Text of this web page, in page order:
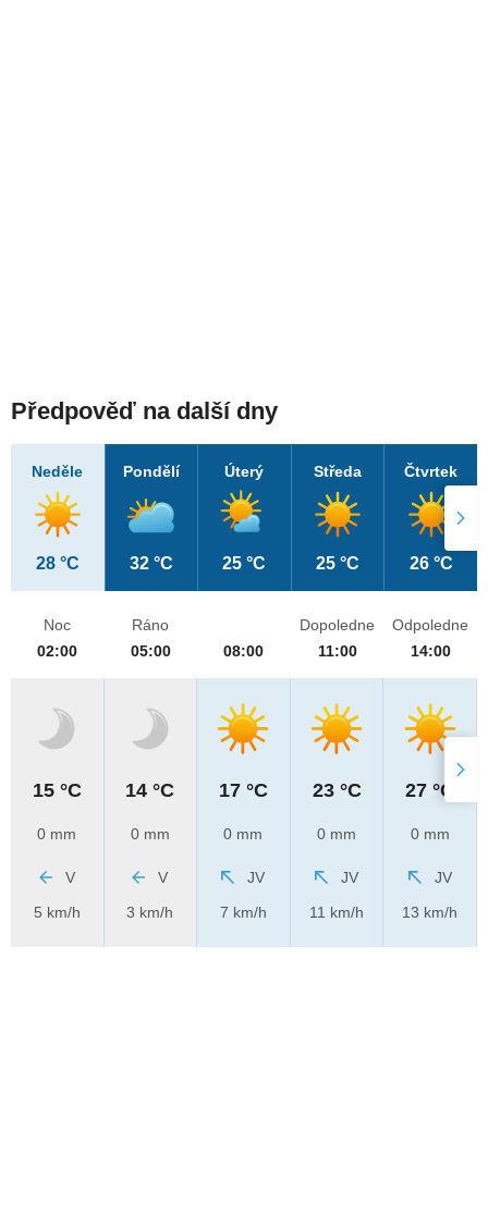
Předpověď na další dny
Neděle
28 °C
Pondělí
32 °C
Úterý
25 °C
Středa
25 °C
Čtvrtek
26 °C
Noc
02:00
15 °C
0 mm
V
5 km/h
Ráno
05:00
14 °C
0 mm
V
3 km/h
08:00
17 °C
0 mm
JV
7 km/h
Dopoledne
11:00
23 °C
0 mm
JV
11 km/h
Odpoledne
14:00
27 °C
0 mm
JV
13 km/h